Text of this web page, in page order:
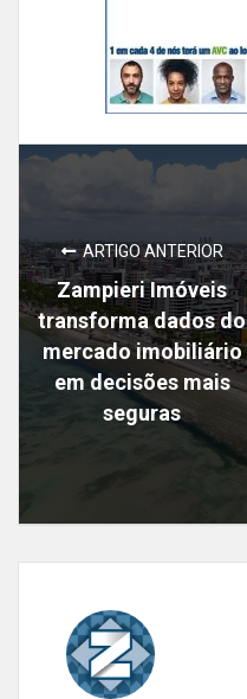
ARTIGO ANTERIOR
Zampieri Imóveis
transforma dados do
mercado imobiliário
em decisões mais
seguras